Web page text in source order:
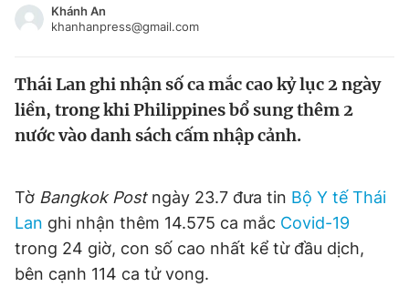
Video Magazine
Tiện ích Bạn cần biết
Thông tin tòa soạn Liên hệ quảng cáo
Đăng xuất
Khánh An
khanhanpress@gmail.com
Thái Lan ghi nhận số ca mắc cao kỷ lục 2 ngày
liền, trong khi Philippines bổ sung thêm 2
nước vào danh sách cấm nhập cảnh.
Tờ Bangkok Post ngày 23.7 đưa tin Bộ Y tế Thái
Lan ghi nhận thêm 14.575 ca mắc Covid-19
trong 24 giờ, con số cao nhất kể từ đầu dịch,
bên cạnh 114 ca tử vong.